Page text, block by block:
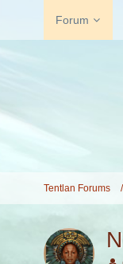
Forum
Tentlan Forums